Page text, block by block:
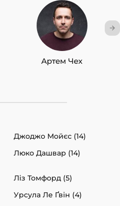
Артем Чех
Джоджо Мойєс (14)
Люко Дашвар (14)
Ліз Томфорд (5)
Урсула Ле Ґвін (4)